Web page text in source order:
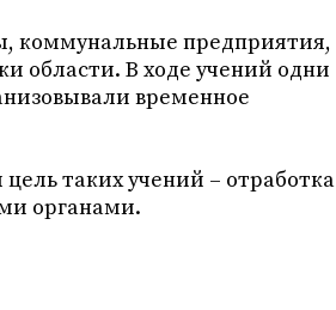
коммунальные предприятия,
области. В ходе учений одни
временное
таких учений – отработка
органами.